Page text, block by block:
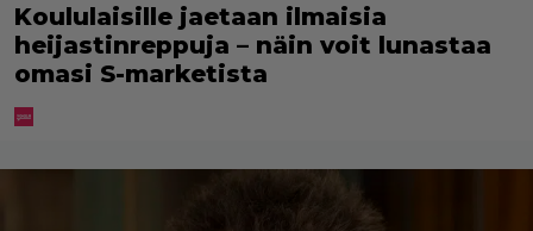
Koululaisille jaetaan ilmaisia
heijastinreppuja – näin voit lunastaa
omasi S-marketista